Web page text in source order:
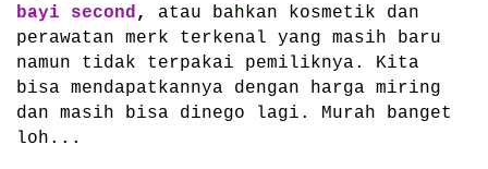
bayi second, atau bahkan kosmetik dan
perawatan merk terkenal yang masih baru
namun tidak terpakai pemiliknya. Kita
bisa mendapatkannya dengan harga miring
dan masih bisa dinego lagi. Murah banget
loh...